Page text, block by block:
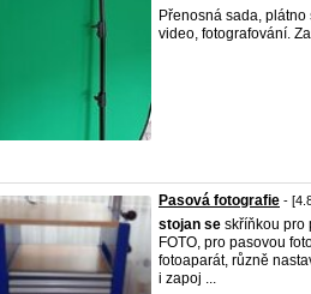
Přenosná sada, plátno
video, fotografování.
Pasová fotografie -
stojan se skříňkou pro
FOTO, pro pasovou
fotoaparát, různě
i zapoj ...